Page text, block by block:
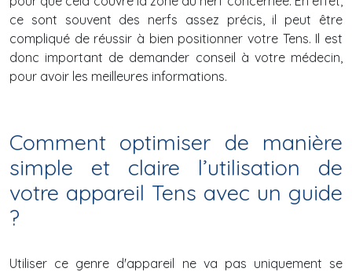
ce sont souvent des nerfs assez précis, il peut être
compliqué de réussir à bien positionner votre Tens. Il est
donc important de demander conseil à votre médecin,
pour avoir les meilleures informations.
Comment optimiser de manière
simple et claire l’utilisation de
votre appareil Tens avec un guide
?
Utiliser ce genre d'appareil ne va pas uniquement se